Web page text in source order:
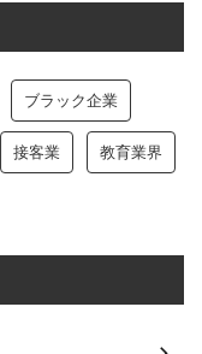
ブラック企業
接客業 教育業界